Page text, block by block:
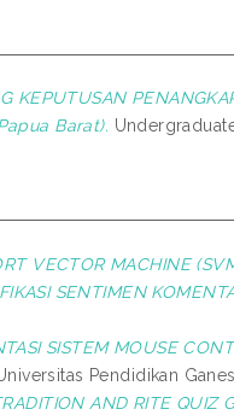
KEPUTUSAN
Barat).
VECTOR MACHINE
SENTIMEN
SISTEM MOUSE
Pendidikan
AND RITE QUIZ